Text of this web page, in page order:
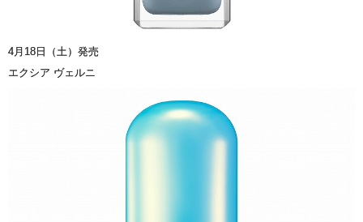
4月18日（土）発売
エクシア ヴェルニ